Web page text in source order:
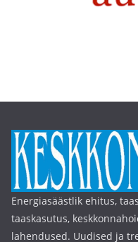
Energiasäästlik ehitus,
taaskasutus,
lahendused. Uudised ja